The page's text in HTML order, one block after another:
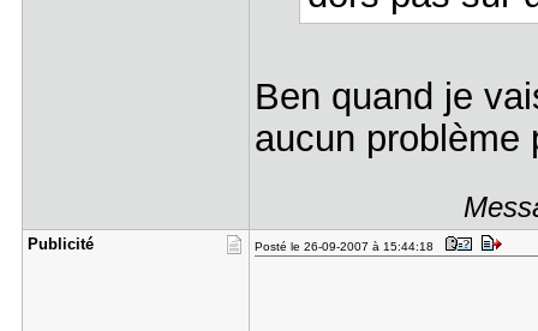
Ben quand je
aucun
Publicité Posté le 26-09-2007 à 15:44:18